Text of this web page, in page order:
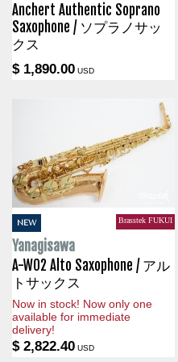
Anchert Authentic Soprano
Saxophone / ソプラノサッ
クス
$ 1,890.00 USD
NEW Brasstek FUKUI
Yanagisawa
A-WO2 Alto Saxophone / アル
トサックス
Now in stock! Now only one
available for immediate
delivery!
$ 2,822.40 USD